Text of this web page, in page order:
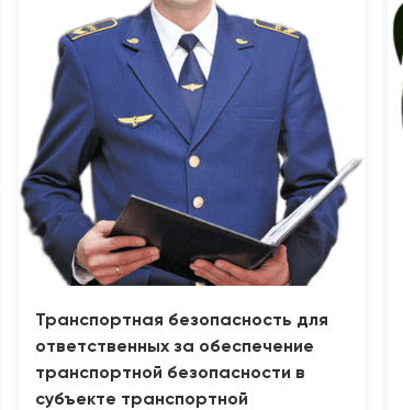
Транспортная безопасность для
ответственных за обеспечение
транспортной безопасности в
субъекте транспортной